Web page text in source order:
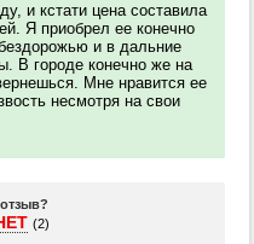
и кстати цена составила
Я приобрел ее конечно
и в дальние
В городе конечно же на
Мне нравится ее
несмотря на свои
(2)